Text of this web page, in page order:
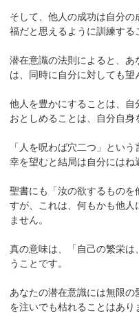
そして、他人の成功は自分
福だと思えるように訓練する
潜在意識の法則によると、あ
は、同時に自分に対しても望
他人を豊かにすることは、
おとしめることは、自分自身
「人を呪わば穴二つ」とい
幸を望むと結局は自分にはね
聖書にも「汝の欲するものを
すが、これは、何もかも他人
ません。
真の意味は、「自己の繁栄
うことです。
あなたの潜在意識には無限
を注いでも枯れることはあり